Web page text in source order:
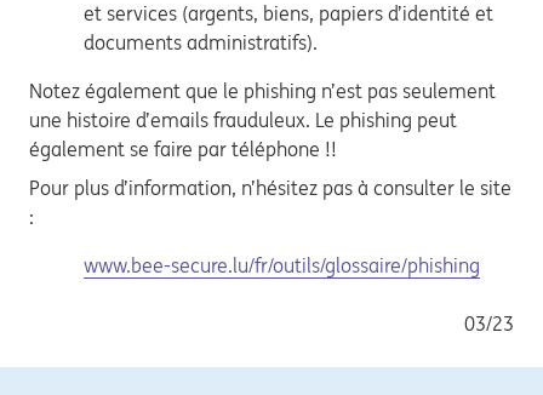
et services (argents, biens, papiers d’identité et
documents administratifs).
Notez également que le phishing n’est pas seulement
une histoire d’emails frauduleux. Le phishing peut
également se faire par téléphone !!
Pour plus d’information, n’hésitez pas à consulter le site
:
www.bee-secure.lu/fr/outils/glossaire/phishing
03/23